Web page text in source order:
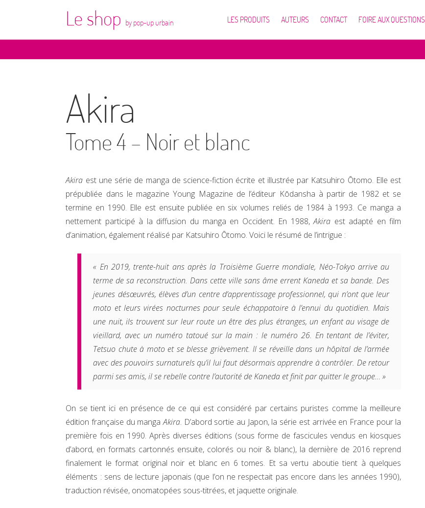
Le shop by pop-up urbain LES PRODUITS AUTEURS CONTACT FOIRE AUX QUESTIONS
Akira
Tome 4 – Noir et blanc
Akira est une série de manga de science-fiction écrite et illustrée par Katsuhiro Ōtomo. Elle est
prépubliée dans le magazine Young Magazine de l’éditeur Kōdansha à partir de 1982 et se
termine en 1990. Elle est ensuite publiée en six volumes reliés de 1984 à 1993. Ce manga a
nettement participé à la diffusion du manga en Occident. En 1988,Akira est adapté en film
d’animation, également réalisé par Katsuhiro Ōtomo. Voici le résumé de l’intrigue :
« En 2019, trente-huit ans après la Troisième Guerre mondiale, Néo-Tokyo arrive au
terme de sa reconstruction. Dans cette ville sans âme errent Kaneda et sa bande. Des
jeunes désœuvrés, élèves d’un centre d’apprentissage professionnel, qui n’ont que leur
moto et leurs virées nocturnes pour seule échappatoire à l’ennui du quotidien. Mais
une nuit, ils trouvent sur leur route un être des plus étranges, un enfant au visage de
vieillard, avec un numéro tatoué sur la main : le numéro 26. En tentant de l’éviter,
Tetsuo chute à moto et se blesse grièvement. Il se réveille dans un hôpital de l’armée
avec des pouvoirs surnaturels qu’il lui faut désormais apprendre à contrôler. De retour
parmi ses amis, il se rebelle contre l’autorité de Kaneda et finit par quitter le groupe… »
On se tient ici en présence de ce qui est considéré par certains puristes comme la meilleure
édition française du mangaAkira. D’abord sortie au Japon, la série est arrivée en France pour la
première fois en 1990. Après diverses éditions (sous forme de fascicules vendus en kiosques
d’abord, en formats cartonnés ensuite, colorés ou noir & blanc), la dernière de 2016 reprend
finalement le format original noir et blanc en 6 tomes. Et sa vertu aboutie tient à quelques
éléments : sens de lecture japonais (que l’on ne respectait pas encore dans les années 1990),
traduction révisée, onomatopées sous-titrées, et jaquette originale.